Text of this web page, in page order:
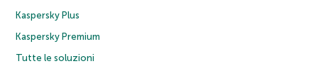
Kaspersky Plus
Kaspersky Premium
Tutte le soluzioni